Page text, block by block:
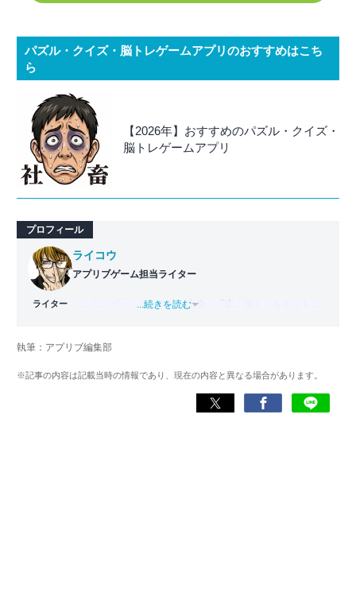
パズル・クイズ・脳トレゲームアプリのおすすめはこち
ら
【2026年】おすすめのパズル・クイズ・
脳トレゲームアプリ
プロフィール
ライター
ライコウ
アプリブゲーム担当ライター
バンタンゲームアカデミー 出身。「広く深く」をモットー
ゲームだけでも1,000本以上。ゲーム開発者を目指した経験
くして面白さを引き出し、人々に伝えるためゲームライタ
...続きを読む
執筆：アプリブ編集部
※記事の内容は記載当時の情報であり、現在の内容と異なる場合があります。